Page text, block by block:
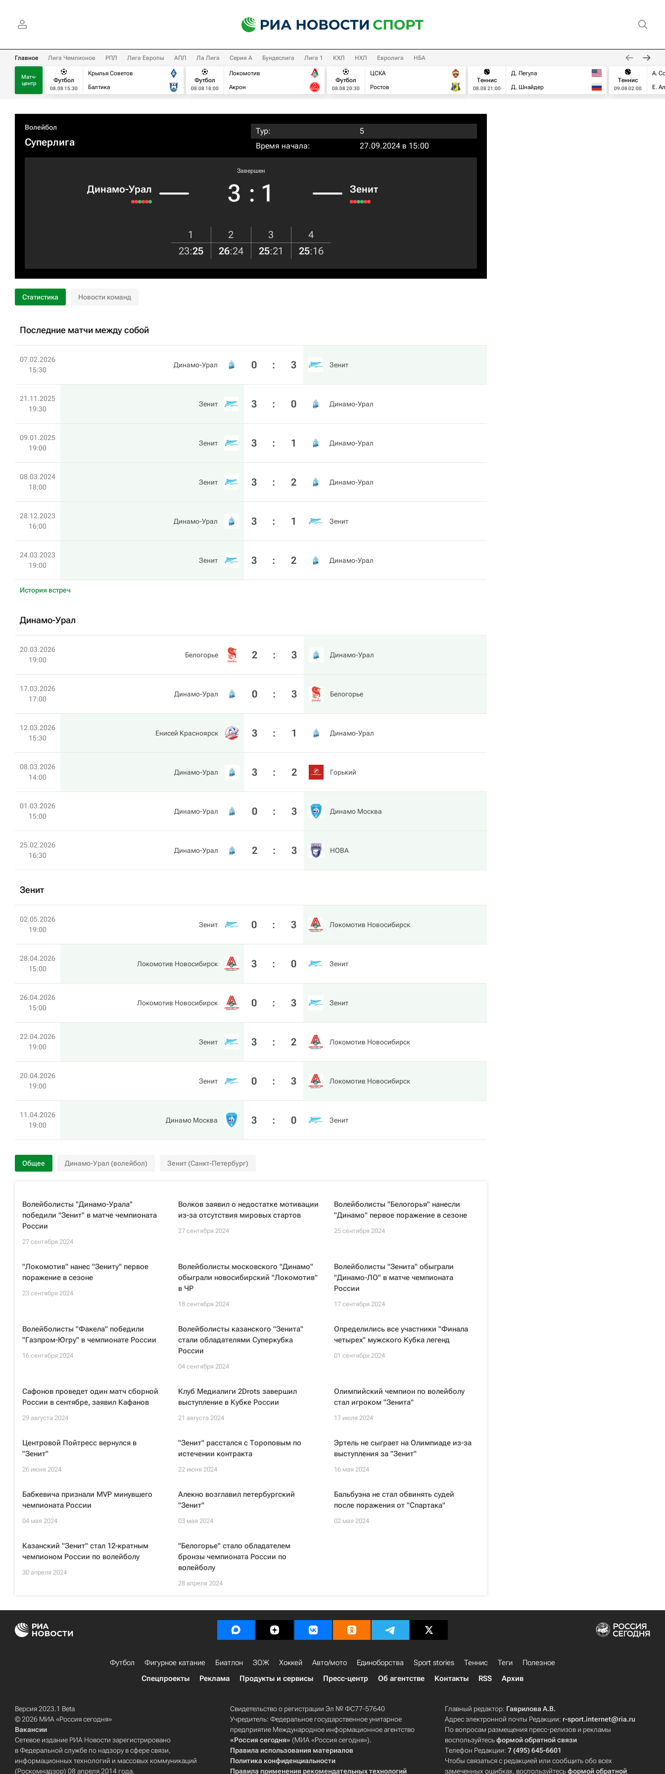
Главное Лига Чемпионов РПЛ Лига Европы АПЛ Ла Лига Серия А Бундеслига Лига 1 КХЛ НХЛ Евролига НБА
Матч-
центр
Футбол
08.08 15:30
Крылья Советов
Балтика
Футбол
08.08 18:00
Локомотив
Акрон
Футбол
08.08 20:30
ЦСКА
Ростов
Теннис
08.08 21:00
Д. Пегула
Д. Шнайдер
Теннис
09.08 02:00
А.
Е.
Волейбол
Суперлига
Тур:
5
Время начала:
27.09.2024 в 15:00
Динамо-Урал
Завершен
3 : 1 Зенит
1 2 3
4
23:25 26:24 25:21 25:16
Статистика Новости команд
Последние матчи между собой
07.02.2026
15:30
Динамо-Урал 0 : 3 Зенит
21.11.2025
19:30
Зенит 3 : 0 Динамо-Урал
09.01.2025
19:00
Зенит 3 : 1 Динамо-Урал
08.03.2024
18:00
Зенит 3 : 2 Динамо-Урал
28.12.2023
16:00
Динамо-Урал 3 : 1 Зенит
24.03.2023
19:00
Зенит 3 : 2 Динамо-Урал
История встреч
Динамо-Урал
20.03.2026
19:00
Белогорье 2 : 3 Динамо-Урал
17.03.2026
17:00
Динамо-Урал 0 : 3 Белогорье
12.03.2026
15:30
Енисей Красноярск 3 : 1 Динамо-Урал
08.03.2026
14:00
Динамо-Урал 3 : 2 Горький
01.03.2026
15:00
Динамо-Урал 0 : 3 Динамо Москва
25.02.2026
16:30
Динамо-Урал 2 : 3 HOBA
Зенит
02.05.2026
19:00
Зенит 0 : 3 Локомотив Новосибирск
28.04.2026
15:00
Локомотив Новосибирск 3 : 0 Зенит
26.04.2026
15:00
Локомотив Новосибирск 0 : 3 Зенит
22.04.2026
19:00
Зенит 3 : 2 Локомотив Новосибирск
20.04.2026
19:00
Зенит 0 : 3 Локомотив Новосибирск
11.04.2026
19:00
Динамо Москва 3 : 0 Зенит
Общее Динамо-Урал (волейбол) Зенит (Санкт-Петербург)
Волейболисты "Динамо-Урала"
победили "Зенит" в матче чемпионата
России
27 сентября 2024
Волков заявил о недостатке мотивации
из-за отсутствия мировых стартов
27 сентября 2024
Волейболисты "Белогорья" нанесли
"Динамо" первое поражение в сезоне
25 сентября 2024
"Локомотив" нанес "Зениту" первое
поражение в сезоне
23 сентября 2024
Волейболисты московского "Динамо"
обыграли новосибирский "Локомотив"
в ЧР
18 сентября 2024
Волейболисты "Зенита" обыграли
"Динамо-ЛО" в матче чемпионата
России
17 сентября 2024
Волейболисты "Факела" победили
"Газпром-Югру" в чемпионате России
16 сентября 2024
Волейболисты казанского "Зенита"
стали обладателями Суперкубка
России
04 сентября 2024
Определились все участники "Финала
четырех" мужского Кубка легенд
01 сентября 2024
Сафонов проведет один матч сборной
России в сентябре, заявил Кафанов
29 августа 2024
Клуб Медиалиги 2Drots завершил
выступление в Кубке России
21 августа 2024
Олимпийский чемпион по волейболу
стал игроком "Зенита"
17 июля 2024
Центровой Пойтресс вернулся в
"Зенит"
26 июня 2024
"Зенит" расстался с Тороповым по
истечении контракта
22 июня 2024
Эртель не сыграет на Олимпиаде из-за
выступления за "Зенит"
16 мая 2024
Бабкевича признали MVP минувшего
чемпионата России
04 мая 2024
Алекно возглавил петербургский
"Зенит"
03 мая 2024
Бальбуэна не стал обвинять судей
после поражения от "Спартака"
02 мая 2024
Казанский "Зенит" стал 12-кратным
чемпионом России по волейболу
30 апреля 2024
"Белогорье" стало обладателем
бронзы чемпионата России по
волейболу
28 апреля 2024
Футбол Фигурное катание Биатлон ЗОЖ Хоккей Авто/мото Единоборства Sport stories Теннис Теги
Полезное
Спецпроекты
Реклама Продукты и сервисы Пресс-центр Об агентстве Контакты RSS Архив
Версия 2023.1 Beta
© 2026 МИА «Россия сегодня»
Вакансии
Сетевое издание РИА Новости зарегистрировано
в Федеральной службе по надзору в сфере связи,
информационных технологий и массовых коммуникаций
(Роскомнадзор) 08 апреля 2014 года.
Свидетельство о регистрации Эл № ФС77-57640
Учредитель: Федеральное государственное унитарное
предприятие Международное информационное агентство
«Россия сегодня» (МИА «Россия сегодня»).
Правила использования материалов
Политика конфиденциальности
Правила применения рекомендательных технологий
Главный редактор: Гаврилова А.В.
Адрес электронной почты Редакции: r-sport.internet@ria.ru
По вопросам размещения пресс-релизов и рекламы
воспользуйтесьформой обратной связи
Телефон Редакции:7 (495) 645-6601
Чтобы связаться с редакцией или сообщить обо всех
замеченных ошибках, воспользуйтесьформой обратной